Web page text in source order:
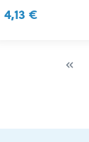
4,13 €